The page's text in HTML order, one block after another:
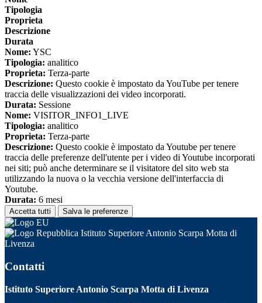
Tipologia
Proprieta
Descrizione
Durata
Nome: YSC
Tipologia: analitico
Proprieta: Terza-parte
Descrizione: Questo cookie è impostato da YouTube per tenere
traccia delle visualizzazioni dei video incorporati.
Durata: Sessione
Nome: VISITOR_INFO1_LIVE
Tipologia: analitico
Proprieta: Terza-parte
Descrizione: Questo cookie è impostato da Youtube per tenere
traccia delle preferenze dell'utente per i video di Youtube incorporati
nei siti; può anche determinare se il visitatore del sito web sta
utilizzando la nuova o la vecchia versione dell'interfaccia di
Youtube.
Durata: 6 mesi
Accetta tutti Salva le preferenze
Istituto Superiore Antonio Scarpa Motta di
Livenza
Contatti
Istituto Superiore Antonio Scarpa Motta di Livenza